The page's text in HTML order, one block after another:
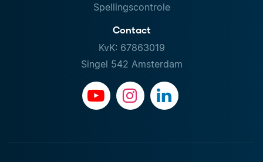
Spellingscontrole
Contact
KvK: 67863019
Singel 542 Amsterdam